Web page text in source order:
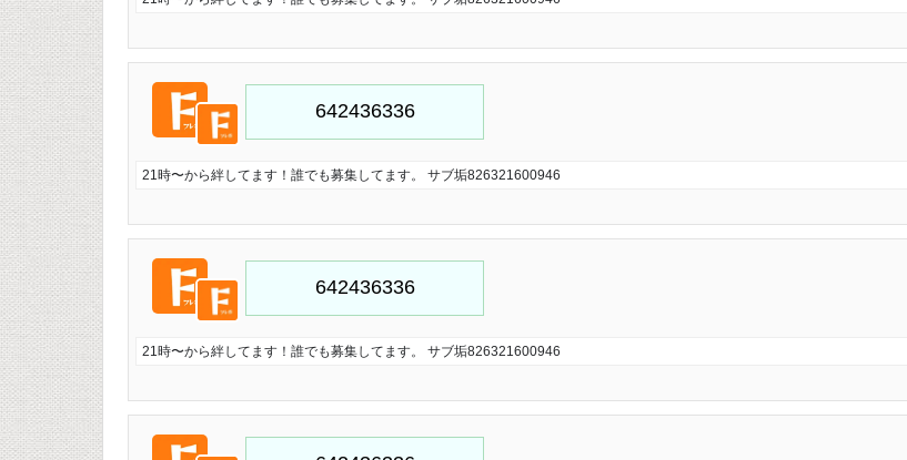
21時〜から絆してます！誰でも募集してます。 サブ垢826321600946
21時〜から絆してます！誰でも募集してます。 サブ垢826321600946